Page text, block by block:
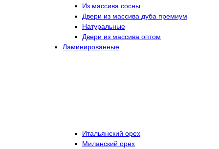
Из массива сосны
Двери из массива дуба премиум
Натуральные
Двери из массива оптом
Ламинированные
Итальянский орех
Миланский орех